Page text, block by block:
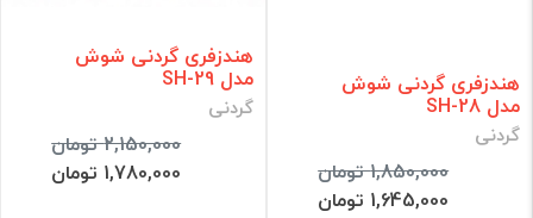
هندزفری گردنی شوش
مدل SH-28
گردنی
1,850,000 تومان
1,645,000 تومان
هندزفری گردنی شوش
مدل SH-29
گردنی
2,150,000 تومان
1,780,000 تومان